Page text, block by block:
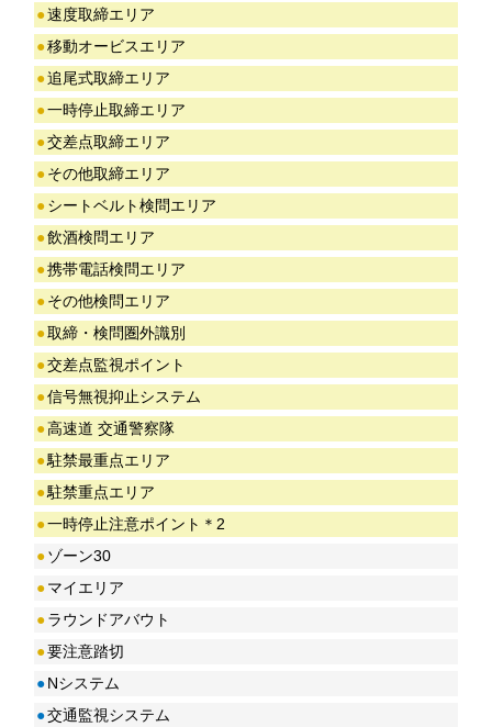
●速度取締エリア
●移動オービスエリア
●追尾式取締エリア
●一時停止取締エリア
●交差点取締エリア
●その他取締エリア
●シートベルト検問エリア
●飲酒検問エリア
●携帯電話検問エリア
●その他検問エリア
●取締・検問圏外識別
●交差点監視ポイント
●信号無視抑止システム
●高速道 交通警察隊
●駐禁最重点エリア
●駐禁重点エリア
●一時停止注意ポイント＊2
●ゾーン30
●マイエリア
●ラウンドアバウト
●要注意踏切
●Nシステム
●交通監視システム